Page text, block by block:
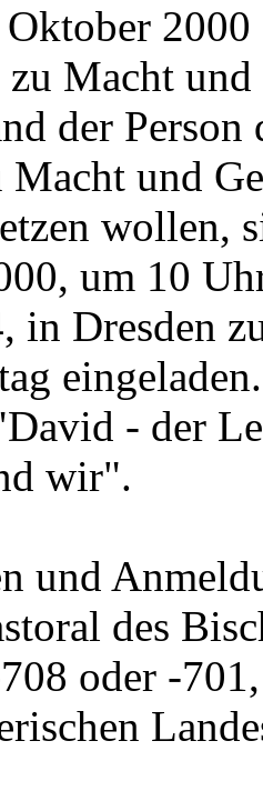
Macht
der
und
wollen,
um 10
in Dresden
- der
wir".
und
des
oder -